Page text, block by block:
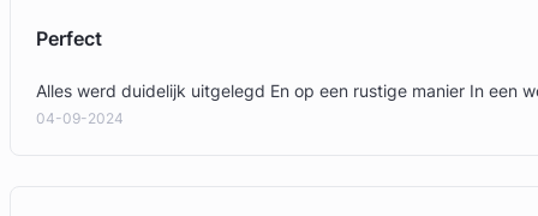
Perfect
Alles werd duidelijk uitgelegd En op een rustige manier In een
04-09-2024